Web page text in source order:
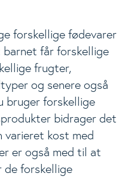
forskellige fødevarer
får forskellige
frugter,
og senere også
bruger forskellige
bidrager det
varieret kost med
er også med til at
forskellige